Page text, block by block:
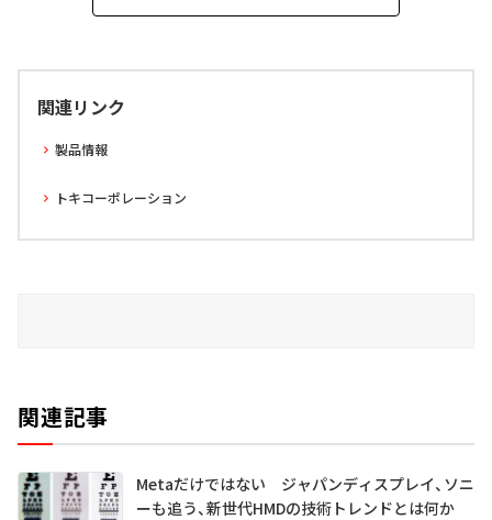
関連リンク
製品情報
トキコーポレーション
関連記事
Metaだけではない ジャパンディスプレイ、ソニ
ーも追う、新世代HMDの技術トレンドとは何か